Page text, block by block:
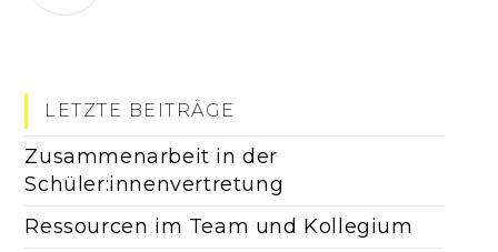
LETZTE BEITRÄGE
Zusammenarbeit in der
Schüler:innenvertretung
Ressourcen im Team und Kollegium